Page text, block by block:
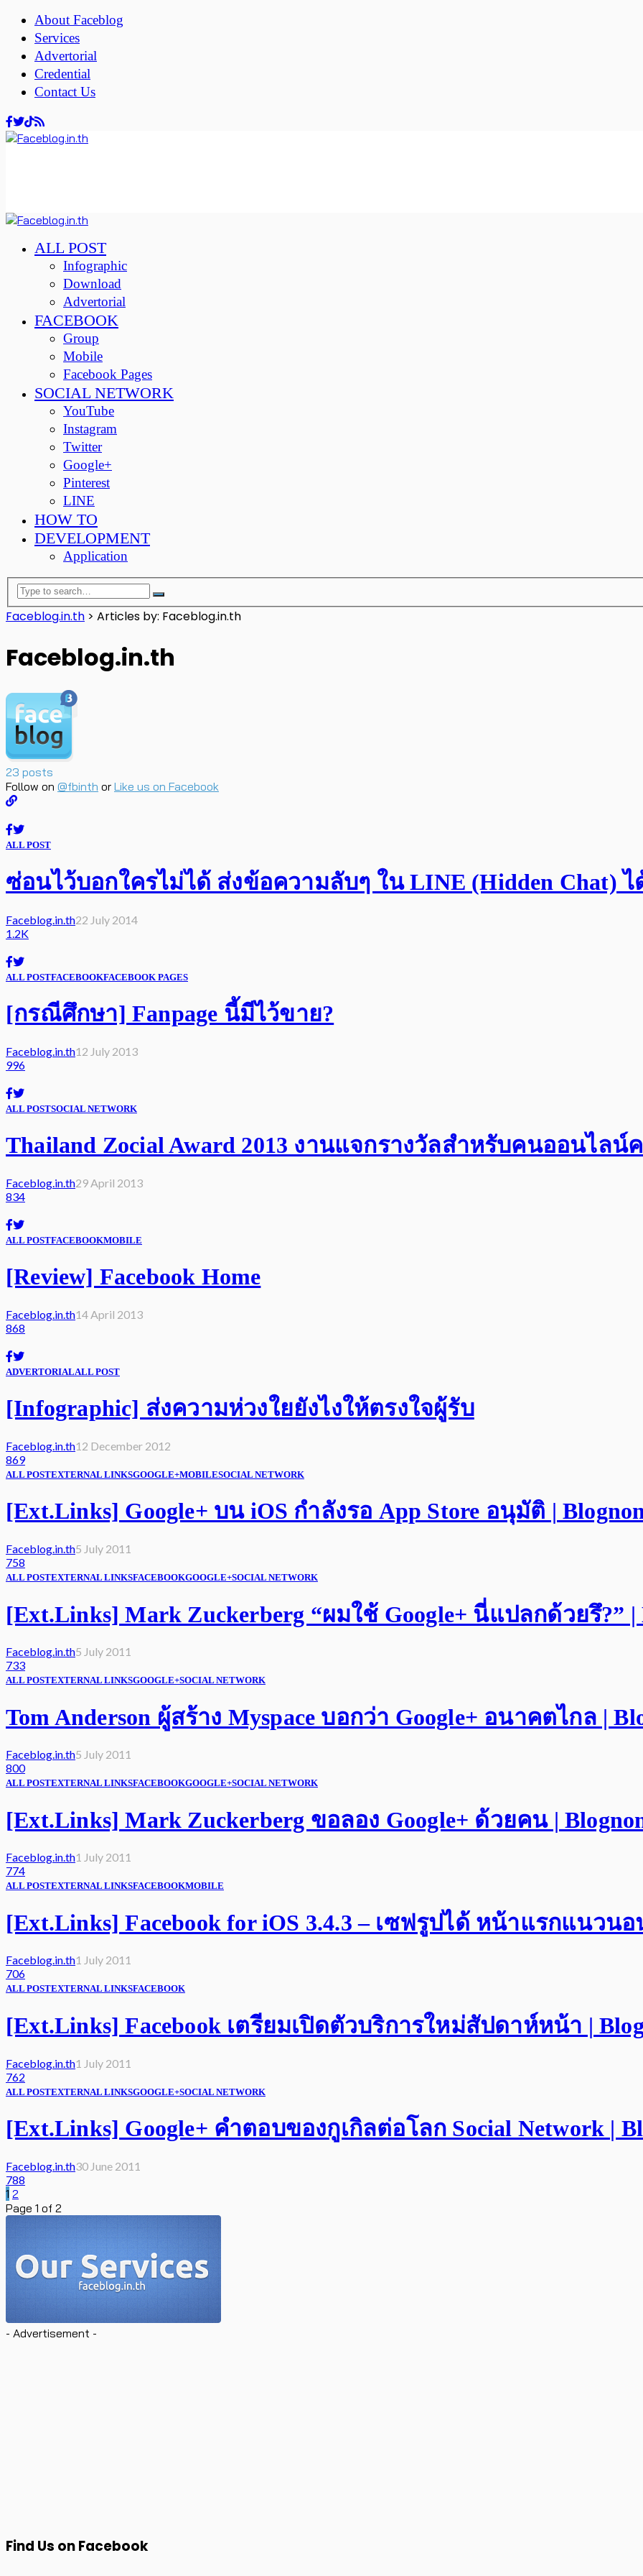
About Faceblog
Services
Advertorial
Credential
Contact Us
ALL POST
Infographic
Download
Advertorial
FACEBOOK
Group
Mobile
Facebook Pages
SOCIAL NETWORK
YouTube
Instagram
Twitter
Google+
Pinterest
LINE
HOW TO
DEVELOPMENT
Application
Faceblog.in.th > Articles by: Faceblog.in.th
Faceblog.in.th
23 posts
Follow on @fbinth or Like us on Facebook
ALL POST
ซ่อนไว้บอกใครไม่ได้ ส่งข้อความลับๆ ใน LINE (Hidden Chat)
Faceblog.in.th22 July 2014
1.2K
ALL POSTFACEBOOKFACEBOOK PAGES
[กรณีศึกษา] Fanpage นี้มีไว้ขาย?
Faceblog.in.th12 July 2013
996
ALL POSTSOCIAL NETWORK
Thailand Zocial Award 2013 งานแจกรางวัลสำหรับคนออนไล
Faceblog.in.th29 April 2013
834
ALL POSTFACEBOOKMOBILE
[Review] Facebook Home
Faceblog.in.th14 April 2013
868
ADVERTORIALALL POST
[Infographic] ส่งความห่วงใยยังไงให้ตรงใจผู้รับ
Faceblog.in.th12 December 2012
869
ALL POSTEXTERNAL LINKSGOOGLE+MOBILESOCIAL NETWORK
[Ext.Links] Google+ บน iOS กำลังรอ App Store อนุมัติ |
Faceblog.in.th5 July 2011
758
ALL POSTEXTERNAL LINKSFACEBOOKGOOGLE+SOCIAL NETWORK
[Ext.Links] Mark Zuckerberg “ผมใช้ Google+ นี่แปลกด้วยรึ?” |
Faceblog.in.th5 July 2011
733
ALL POSTEXTERNAL LINKSGOOGLE+SOCIAL NETWORK
Tom Anderson ผู้สร้าง Myspace บอกว่า Google+ อนาคตไกล |
Faceblog.in.th5 July 2011
800
ALL POSTEXTERNAL LINKSFACEBOOKGOOGLE+SOCIAL NETWORK
[Ext.Links] Mark Zuckerberg ขอลอง Google+ ด้วยคน |
Faceblog.in.th1 July 2011
774
ALL POSTEXTERNAL LINKSFACEBOOKMOBILE
[Ext.Links] Facebook for iOS 3.4.3 – เซฟรูปได้ หน้าแรกแนวนอ
Faceblog.in.th1 July 2011
706
ALL POSTEXTERNAL LINKSFACEBOOK
[Ext.Links] Facebook เตรียมเปิดตัวบริการใหม่สัปดาห์หน้า |
Faceblog.in.th1 July 2011
762
ALL POSTEXTERNAL LINKSGOOGLE+SOCIAL NETWORK
[Ext.Links] Google+ คำตอบของกูเกิลต่อโลก Social Network |
Faceblog.in.th30 June 2011
788
1 2
Page 1 of 2
- Advertisement -
Find Us on Facebook